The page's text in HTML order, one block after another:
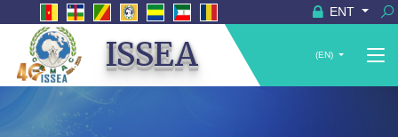
ENT
ISSEA (EN)